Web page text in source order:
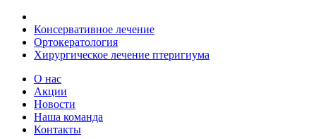
Консервативное лечение
Ортокератология
Хирургическое лечение птеригиума
О нас
Акции
Новости
Наша команда
Контакты